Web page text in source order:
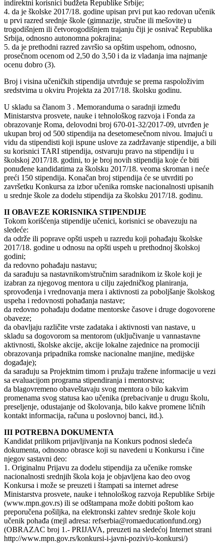
indirektni korisnici budžeta Republike Srbije;
4. da je školske 2017/18. godine upisan prvi put kao redovan učenik
u prvi razred srednje škole (gimnazije, stručne ili mešovite) u
trogodišnjem ili četvorogodišnjem trajanju čiji je osnivač Republika
Srbija, odnosno autonomna pokrajina;
5. da je prethodni razred završio sa opštim uspehom, odnosno,
prosečnom ocenom od 2,50 do 3,50 i da iz vladanja ima najmanje
ocenu dobro (3).
Broj i visina učeničkih stipendija utvrđuje se prema raspoloživim
sredstvima u okviru Projekta za 2017/18. školsku godinu.
U skladu sa članom 3 . Memoranduma o saradnji između
Ministarstva prosvete, nauke i tehnološkog razvoja i Fonda za
obrazovanje Roma, delovodni broj 670-01-32/2017-09, utvrđen je
ukupan broj od 500 stipendija na desetomesečnom nivou. Imajući u
vidu da stipendisti koji ispune uslove za zadržavanje stipendije, a bili
su korisnici TARI stipendija, ostvaruju pravo na stipendiju i u
školskoj 2017/18. godini, to je broj novih stipendija koje će biti
ponuđene kandidatima za školsku 2017/18. veoma skroman i neće
preći 150 stipendija. Konačan broj stipendija će se utvrditi po
završetku Konkursa za izbor učenika romske nacionalnosti upisanih
u srednje škole za dodelu stipendija za školsku 2017/18. godinu.
II OBAVEZE KORISNIKA STIPENDIJE
Tokom korišćenja stipendije učenici, korisnici se obavezuju na
sledeće:
da održe ili poprave opšti uspeh u razredu koji pohađaju školske
2017/18. godine u odnosu na opšti uspeh u prethodnoj školskoj
godini;
da redovno pohađaju nastavu;
da sarađuju sa nastavnikom/stručnim saradnikom iz škole koji je
izabran za njegovog mentora u cilju zajedničkog planiranja,
sprovođenja i vrednovanja mera i aktivnosti za poboljšanje školskog
uspeha i redovnosti pohađanja nastave;
da redovno pohađaju dodatne mentorske časove i druge dogovorene
obaveze;
da obavljaju različite vrste zadataka i aktivnosti van nastave, u
skladu sa dogovorom sa mentorom (uključivanje u vannastavne
aktivnosti, školske akcije, akcije lokalne zajednice na promociji
obrazovanja pripadnika romske nacionalne manjine, medijske
događaje);
da sarađuju sa Projektnim timom i pružaju tražene informacije u vezi
sa evaluacijom programa stipendiranja i mentorstva;
da blagovremeno obaveštavaju svog mentora o bilo kakvim
promenama svog statusa kao učenika (prebacivanje u drugu školu,
preseljenje, odustajanje od školovanja, bilo kakve promene ličnih
kontakt informacija, računa u poslovnoj banci, itd.).
III POTREBNA DOKUMENTA
Kandidat prilikom prijavljivanja na Konkurs podnosi sledeća
dokumenta, odnosno obrasce koji su navedeni u Konkursu i čine
njegov sastavni deo:
1. Originalnu Prijavu za dodelu stipendija za učenike romske
nacionalnosti srednjih škola koja je objavljena kao deo ovog
Konkursa i može se preuzeti i štampati sa internet adrese
Ministarstva prosvete, nauke i tehnološkog razvoja Republike Srbije
(www.mpn.gov.rs) ili se odštampana može dobiti poštom kao
preporučena pošiljka, na elektronski zahtev srednje škole koju
učenik pohađa (mejl adresa: refserbia@romaeducationfund.org)
(OBRAZAC broj 1.- PRIJAVA, preuzeti na sledećoj Internet strani
http://www.mpn.gov.rs/konkursi-i-javni-pozivi/o-konkursi/)